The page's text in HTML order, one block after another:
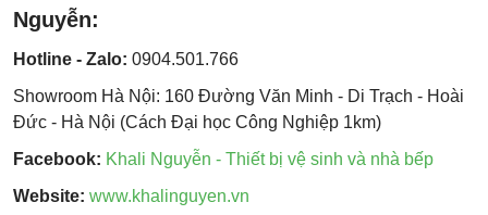
Nguyễn:
Hotline - Zalo: 0904.501.766
Showroom Hà Nội: 160 Đường Văn Minh - Di Trạch - Hoài
Đức - Hà Nội (Cách Đại học Công Nghiệp 1km)
Facebook: Khali Nguyễn - Thiết bị vệ sinh và nhà bếp
Website: www.khalinguyen.vn